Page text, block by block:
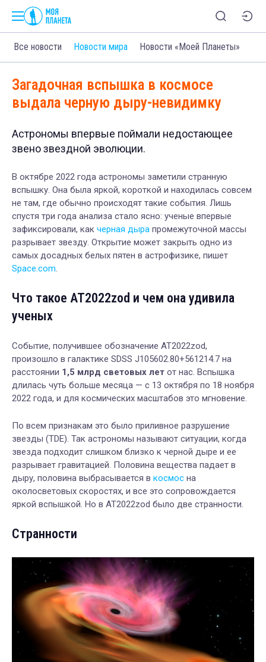
Все новости Новости мира Новости «Моей Планеты»
Загадочная вспышка в космосе
выдала черную дыру-невидимку
Астрономы впервые поймали недостающее
звено звездной эволюции.
В октябре 2022 года астрономы заметили странную
вспышку. Она была яркой, короткой и находилась совсем
не там, где обычно происходят такие события. Лишь
спустя три года анализа стало ясно: ученые впервые
зафиксировали, как черная дыра промежуточной массы
разрывает звезду. Открытие может закрыть одно из
самых досадных белых пятен в астрофизике, пишет
Space.com.
Что такое AT2022zod и чем она удивила
ученых
Событие, получившее обозначение AT2022zod,
произошло в галактике SDSS J105602.80+561214.7 на
расстоянии 1,5 млрд световых лет от нас. Вспышка
длилась чуть больше месяца — с 13 октября по 18 ноября
2022 года, и для космических масштабов это мгновение.
По всем признакам это было приливное разрушение
звезды (TDE). Так астрономы называют ситуации, когда
звезда подходит слишком близко к черной дыре и ее
разрывает гравитацией. Половина вещества падает в
дыру, половина выбрасывается в космос на
околосветовых скоростях, и все это сопровождается
яркой вспышкой. Но в AT2022zod было две странности.
Странности